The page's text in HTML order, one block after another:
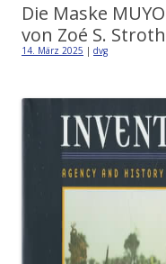
Die Maske
von Zoé S.
14. März 2025 | dvg